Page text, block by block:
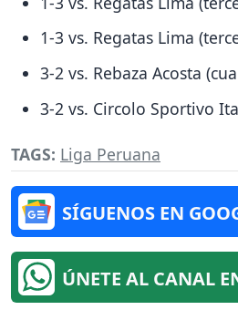
1-3 vs. Regatas Lima
3-2 vs. Rebaza Acosta
3-2 vs. Circolo Sportivo
TAGS: Liga Peruana
SÍGUENOS EN
ÚNETE AL CANAL